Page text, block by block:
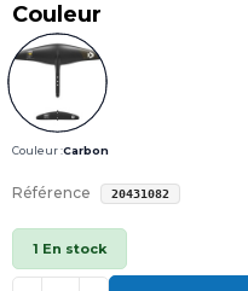
Couleur
Couleur :Carbon
Référence 20431082
1 En stock